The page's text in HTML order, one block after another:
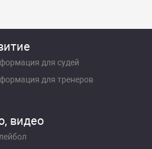
для судей
для тренеров
видео